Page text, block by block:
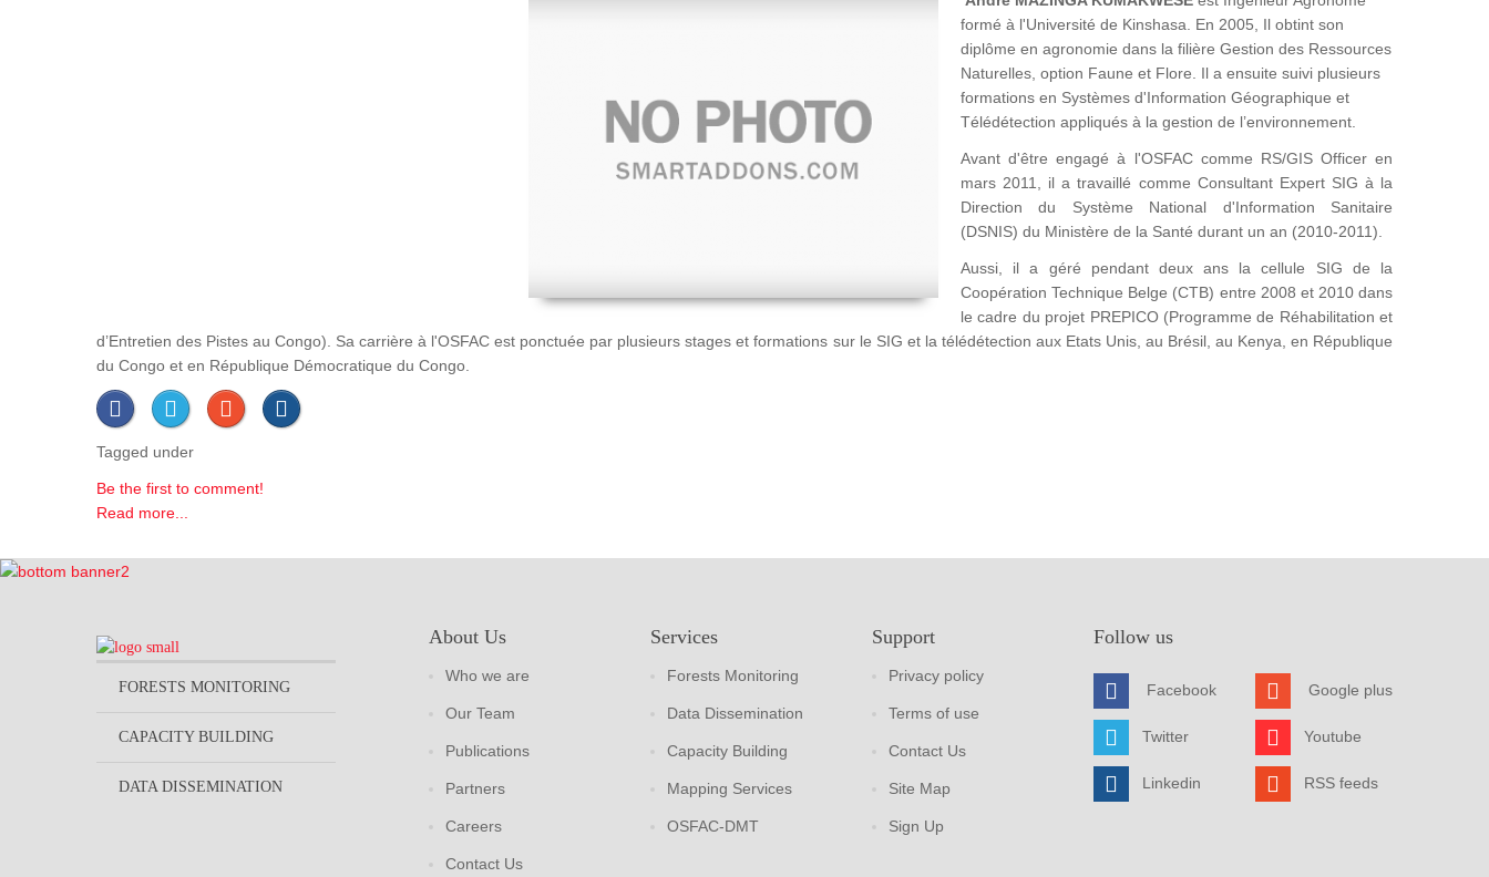
formé à l'Université de Kinshasa. En 2005, Il obtint son
diplôme en agronomie dans la filière Gestion des Ressources
Naturelles, option Faune et Flore. Il a ensuite suivi plusieurs
formations en Systèmes d'Information Géographique et
Télédétection appliqués à la gestion de l’environnement.
Avant d'être engagé à l'OSFAC comme RS/GIS Officer en
mars 2011, il a travaillé comme Consultant Expert SIG à la
Direction du Système National d'Information Sanitaire
(DSNIS) du Ministère de la Santé durant un an (2010-2011).
Aussi, il a géré pendant deux ans la cellule SIG de la
Coopération Technique Belge (CTB) entre 2008 et 2010 dans
le cadre du projet PREPICO (Programme de Réhabilitation et
d’Entretien des Pistes au Congo). Sa carrière à l'OSFAC est ponctuée par plusieurs stages et formations sur le SIG et la télédétection aux Etats Unis, au Brésil, au Kenya, en République
du Congo et en République Démocratique du Congo.
Tagged under
Be the first to comment!
Read more...
FORESTS MONITORING
CAPACITY BUILDING
DATA DISSEMINATION
About Us
Who we are
Our Team
Publications
Partners
Careers
Contact Us
Services
Forests Monitoring
Data Dissemination
Capacity Building
Mapping Services
OSFAC-DMT
Support
Privacy policy
Terms of use
Contact Us
Site Map
Sign Up
Follow us
Facebook
Twitter
Linkedin
Google plus
Youtube
RSS feeds